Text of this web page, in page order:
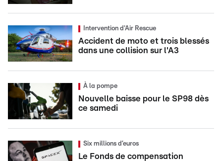
Intervention d'Air Rescue
Accident de moto et trois blessés
dans une collision sur l'A3
À la pompe
Nouvelle baisse pour le SP98 dès
ce samedi
Six millions d’euros
Le Fonds de compensation